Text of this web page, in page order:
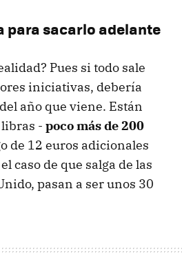
para sacarlo adelante
Pues si todo sale
iniciativas, debería
año que viene. Están
- poco más de 200
de 12 euros adicionales
caso de que salga de las
pasan a ser unos 30